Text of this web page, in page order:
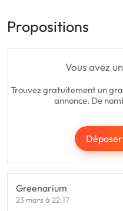
Propositions
Vous avez
Trouvez gratuitement un
annonce. De
Greenarium
23 mars à 22:17